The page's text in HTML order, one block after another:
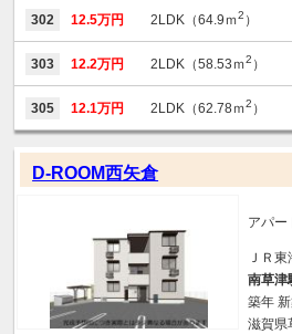
302 12.5万円 2LDK（64.9ｍ2 ）
303 12.2万円 2LDK（58.53ｍ2 ）
305 12.1万円 2LDK（62.78ｍ2 ）
D-ROOM西矢倉
アパー
ＪＲ
南草津
築年
滋賀県